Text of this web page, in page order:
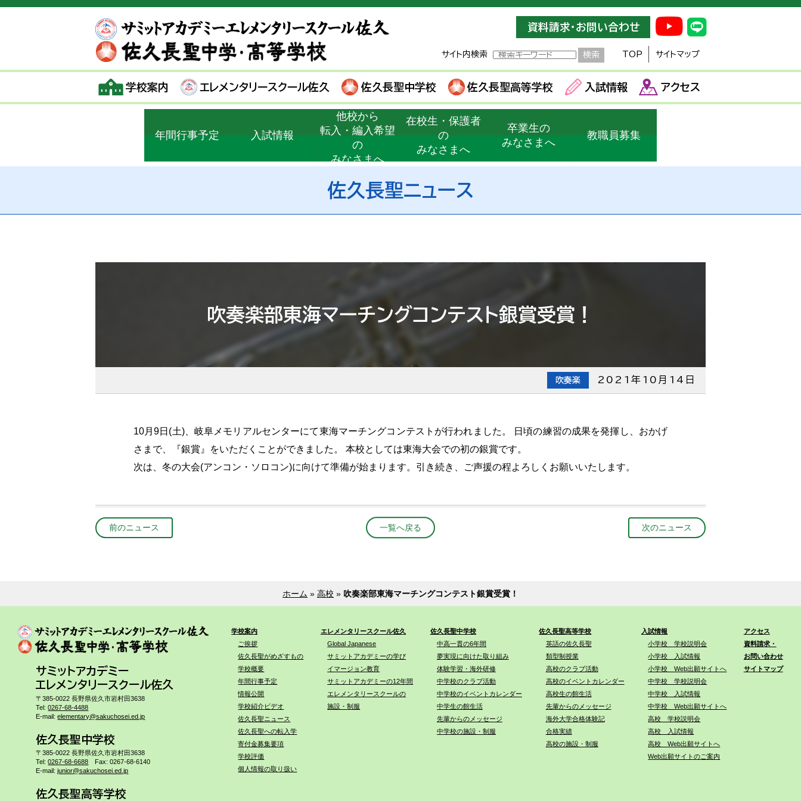
資料請求・お問い合わせ
サイト内検索 TOP サイトマップ
学校案内 エレメンタリースクール佐久 佐久長聖中学校 佐久長聖高等学校 入試情報 アクセス
年間行事予定 入試情報
他校から
転入・編入希望
の
みなさまへ
在校生・保護者
の
みなさまへ
卒業生の
みなさまへ
教職員募集
佐久長聖ニュース
吹奏楽部東海マーチングコンテスト銀賞受賞！
吹奏楽 2021年10月14日
10月9日(土)、岐阜メモリアルセンターにて東海マーチングコンテストが行われました。 日頃の練習の成果を発揮し、おかげ
さまで、『銀賞』をいただくことができました。 本校としては東海大会での初の銀賞です。
次は、冬の大会(アンコン・ソロコン)に向けて準備が始まります。引き続き、ご声援の程よろしくお願いいたします。
前のニュース 一覧へ戻る 次のニュース
ホーム » 高校 » 吹奏楽部東海マーチングコンテスト銀賞受賞！
サミットアカデミー
エレメンタリースクール佐久
〒385-0022 長野県佐久市岩村田3638
Tel:0267-68-4488
E-mail:elementary@sakuchosei.ed.jp
佐久長聖中学校
〒385-0022 長野県佐久市岩村田3638
Tel:0267-68-6688 Fax: 0267-68-6140
E-mail:junior@sakuchosei.ed.jp
佐久長聖高等学校
学校案内
ご挨拶
佐久長聖がめざすもの
学校概要
年間行事予定
情報公開
学校紹介ビデオ
佐久長聖ニュース
佐久長聖への転入学
寄付金募集要項
学校評価
個人情報の取り扱い
エレメンタリースクール佐久
Global Japanese
サミットアカデミーの学び
イマージョン教育
サミットアカデミーの12年間
エレメンタリースクールの
施設・制服
佐久長聖中学校
中高一貫の6年間
夢実現に向けた取り組み
体験学習・海外研修
中学校のクラブ活動
中学校のイベントカレンダー
中学生の館生活
先輩からのメッセージ
中学校の施設・制服
佐久長聖高等学校
英語の佐久長聖
類型制授業
高校のクラブ活動
高校のイベントカレンダー
高校生の館生活
先輩からのメッセージ
海外大学合格体験記
合格実績
高校の施設・制服
入試情報
小学校 学校説明会
小学校 入試情報
小学校 Web出願サイトへ
中学校 学校説明会
中学校 入試情報
中学校 Web出願サイトへ
高校 学校説明会
高校 入試情報
高校 Web出願サイトへ
Web出願サイトのご案内
アクセス
資料請求・
お問い合わせ
サイトマップ